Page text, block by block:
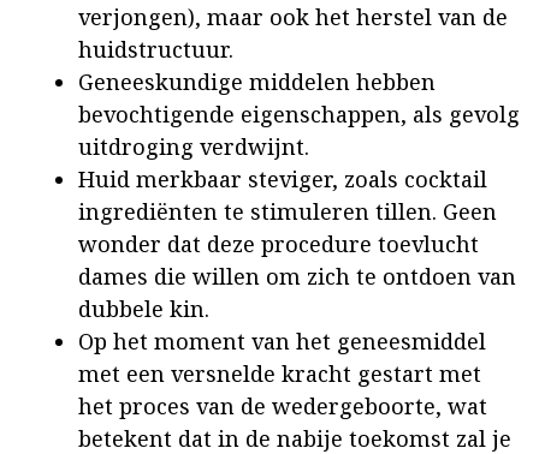
verjongen), maar ook het herstel van de
huidstructuur.
Geneeskundige middelen hebben
bevochtigende eigenschappen, als gevolg
uitdroging verdwijnt.
Huid merkbaar steviger, zoals cocktail
ingrediënten te stimuleren tillen. Geen
wonder dat deze procedure toevlucht
dames die willen om zich te ontdoen van
dubbele kin.
Op het moment van het geneesmiddel
met een versnelde kracht gestart met
het proces van de wedergeboorte, wat
betekent dat in de nabije toekomst zal je